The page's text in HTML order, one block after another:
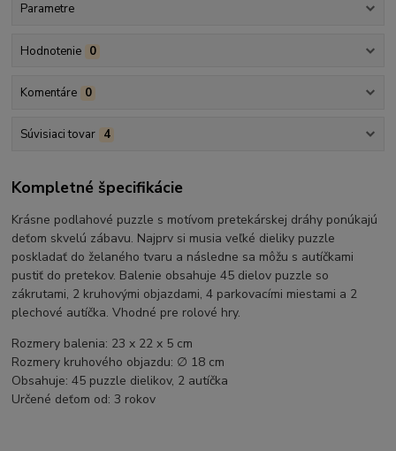
Parametre
Hodnotenie 0
Komentáre 0
Súvisiaci tovar 4
Kompletné špecifikácie
Krásne podlahové puzzle s motívom pretekárskej dráhy ponúkajú
deťom skvelú zábavu. Najprv si musia veľké dieliky puzzle
poskladať do želaného tvaru a následne sa môžu s autíčkami
pustiť do pretekov. Balenie obsahuje 45 dielov puzzle so
zákrutami, 2 kruhovými objazdami, 4 parkovacími miestami a 2
plechové autíčka. Vhodné pre rolové hry.
Rozmery balenia: 23 x 22 x 5 cm
Rozmery kruhového objazdu: ∅ 18 cm
Obsahuje: 45 puzzle dielikov, 2 autíčka
Určené deťom od: 3 rokov